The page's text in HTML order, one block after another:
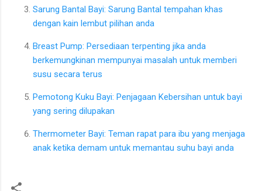
Sarung Bantal Bayi: Sarung Bantal tempahan khas
dengan kain lembut pilihan anda
Breast Pump: Persediaan terpenting jika anda
berkemungkinan mempunyai masalah untuk memberi
susu secara terus
Pemotong Kuku Bayi: Penjagaan Kebersihan untuk bayi
yang sering dilupakan
Thermometer Bayi: Teman rapat para ibu yang menjaga
anak ketika demam untuk memantau suhu bayi anda